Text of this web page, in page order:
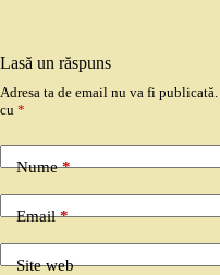
Lasă un răspuns
Adresa ta de email nu va fi publicată.
cu *
Nume*
Email*
Site web